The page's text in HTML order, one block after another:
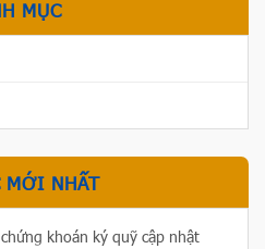
MỤC
MỚI NHẤT
khoán ký quỹ cập nhật